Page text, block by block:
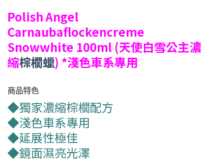
Polish Angel
Carnaubaflockencreme
Snowwhite 100ml (天使白雪公主濃
縮棕櫚蠟) *淺色車系專用
商品特色
◆獨家濃縮棕櫚配方
◆淺色車系專用
◆延展性極佳
◆鏡面濕亮光澤